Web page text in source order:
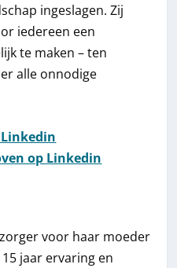
ingeslagen. Zij
iedereen een
te maken – ten
alle onnodige
op Linkedin
voor haar moeder
jaar ervaring en